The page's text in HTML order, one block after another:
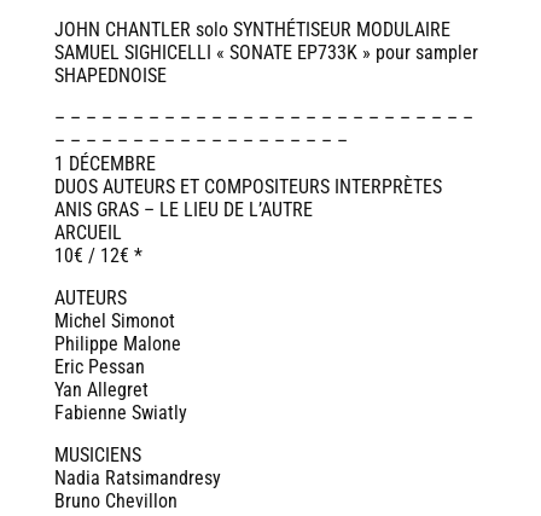
JOHN CHANTLER solo SYNTHÉTISEUR MODULAIRE
SAMUEL SIGHICELLI « SONATE EP733K » pour sampler
SHAPEDNOISE
– – – – – – – – – – – – – – – – – – – – – – – – – – –
– – – – – – – – – – – – – – – – – – –
1 DÉCEMBRE
DUOS AUTEURS ET COMPOSITEURS INTERPRÈTES
ANIS GRAS – LE LIEU DE L’AUTRE
ARCUEIL
10€ / 12€ *
AUTEURS
Michel Simonot
Philippe Malone
Eric Pessan
Yan Allegret
Fabienne Swiatly
MUSICIENS
Nadia Ratsimandresy
Bruno Chevillon